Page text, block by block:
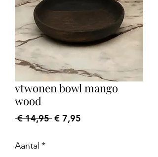
vtwonen bowl mango
wood
€ 14,95 Normale
€ 7,95
Aantal *